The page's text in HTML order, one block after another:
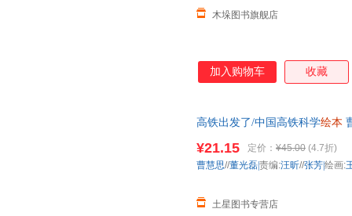
木垛图书旗舰店
加入购物车 收藏
高铁出发了/中国高铁科学绘本
¥21.15 定价： ¥45.00 (4.7折)
土星图书专营店
曹慧思//董光磊|责编:汪昕//张芳|绘画: